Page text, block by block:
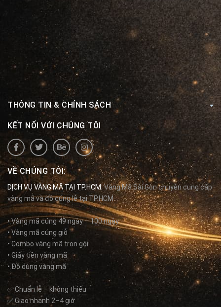
THÔNG TIN & CHÍNH SÁCH
KẾT NỐI VỚI CHÚNG TÔI
VỀ CHÚNG TÔI:
DỊCH VỤ VÀNG MÃ TẠI TP.HCM: Vàng Mã Sài Gòn chuyên cung cấp
vàng mã và đồ cúng lễ tại TP.HCM.
• Vàng mã cúng 49 ngày – 100 ngày
• Vàng mã cúng giỗ
• Combo vàng mã trọn gói
• Giấy tiền vàng mã
• Đồ dùng vàng mã
✅ Chuẩn lễ – không thiếu
✅ Giao nhanh 2–4 giờ